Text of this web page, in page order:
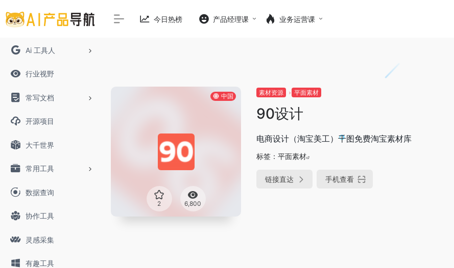
Ai 工具人
行业视野
常写文档
开源项目
大千世界
常用工具
数据查询
协作工具
灵感采集
有趣工具
今日热榜 产品经理课 业务运营课
中国
2 6,800
素材资源 平面素材
90设计
电商设计（淘宝美工）千图免费淘宝素材库
标签： 平面素材
链接直达 手机查看